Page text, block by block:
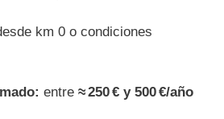
km 0 o condiciones
entre ≈ 250 € y 500 €/año